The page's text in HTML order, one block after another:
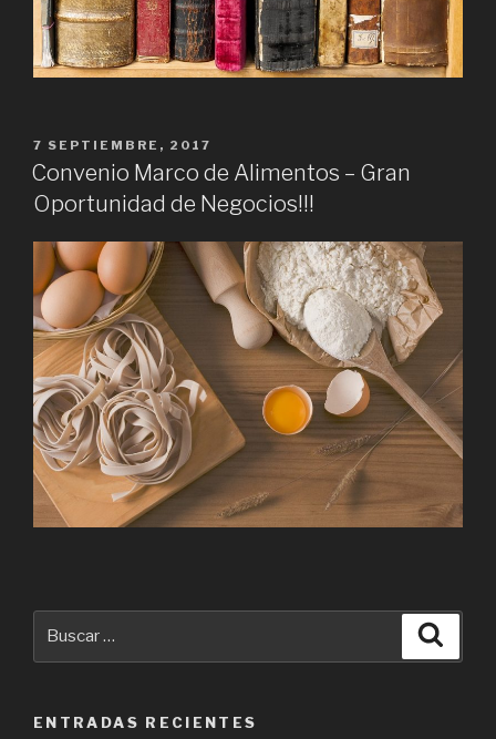
PUBLICADO
EN
7 SEPTIEMBRE, 2017
Convenio Marco de Alimentos – Gran
Oportunidad de Negocios!!!
ENTRADAS RECIENTES